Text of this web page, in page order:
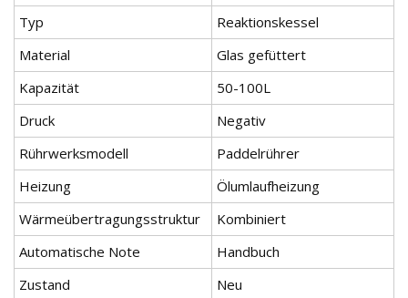
Typ
Reaktionskessel
Material
Glas gefüttert
Kapazität
50-100L
Druck
Negativ
Rührwerksmodell
Paddelrührer
Heizung
Ölumlaufheizung
Wärmeübertragungsstruktur
Kombiniert
Automatische Note
Handbuch
Zustand
Neu